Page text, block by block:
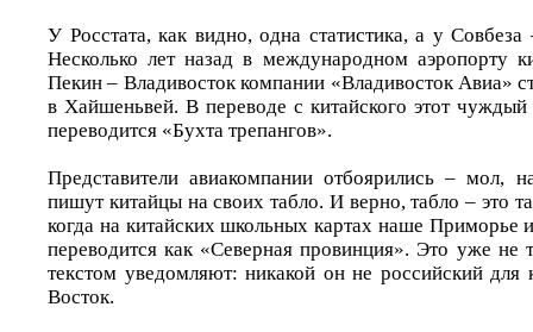
У Росстата, как видно, одна статистика, а у
Несколько лет назад в международном аэропорту
Пекин – Владивосток компании «Владивосток Авиа»
в Хайшеньвей. В переводе с китайского этот
переводится «Бухта трепангов».
Представители авиакомпании отбоярились – мол,
пишут китайцы на своих табло. И верно, табло – это
когда на китайских школьных картах наше
переводится как «Северная провинция». Это уже не
текстом уведомляют: никакой он не российский для
Восток.